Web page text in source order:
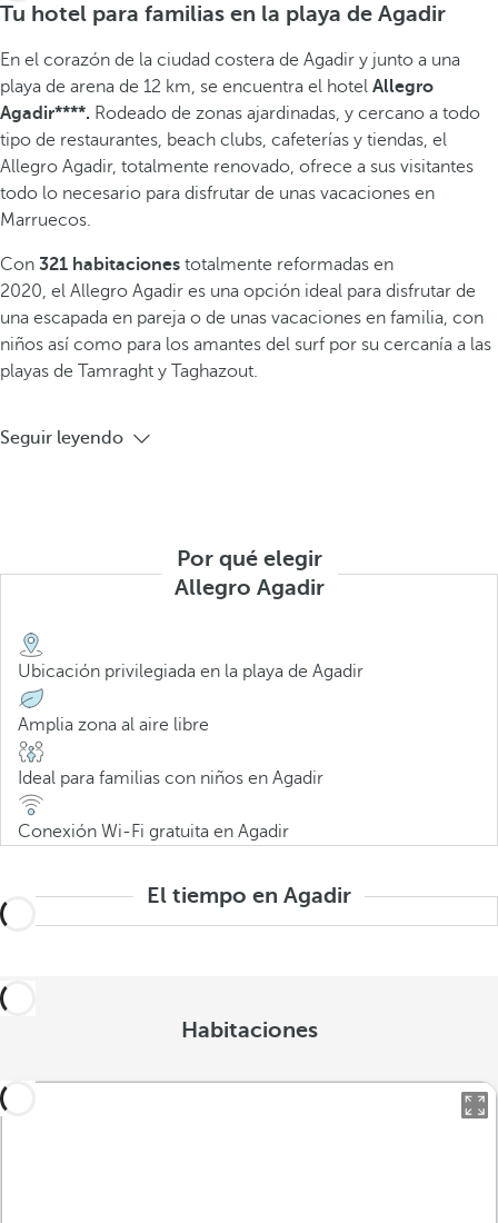
Tu hotel para familias en la playa de Agadir
En el corazón de la ciudad costera de Agadir y junto a una
playa de arena de 12 km, se encuentra el hotel Allegro
Agadir****. Rodeado de zonas ajardinadas, y cercano a todo
tipo de restaurantes, beach clubs, cafeterías y tiendas, el
Allegro Agadir, totalmente renovado, ofrece a sus visitantes
todo lo necesario para disfrutar de unas vacaciones en
Marruecos.
Con 321 habitaciones totalmente reformadas en
2020, el Allegro Agadir es una opción ideal para disfrutar de
una escapada en pareja o de unas vacaciones en familia, con
niños así como para los amantes del surf por su cercanía a las
playas de Tamraght y Taghazout.
Seguir leyendo
Por qué elegir
Allegro Agadir
Ubicación privilegiada en la playa de Agadir
Amplia zona al aire libre
Ideal para familias con niños en Agadir
Conexión Wi-Fi gratuita en Agadir
El tiempo en Agadir
Habitaciones